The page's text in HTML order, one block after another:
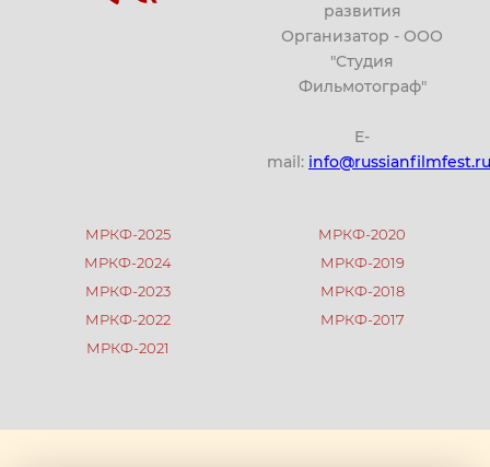
развития
Организатор - ООО
"Студия
Фильмотограф"
E-
mail: info@russianfilmfest.ru
МРКФ-2025
МРКФ-2024
МРКФ-2023
МРКФ-2022
МРКФ-2021
МРКФ-2020
МРКФ-2019
МРКФ-2018
МРКФ-2017